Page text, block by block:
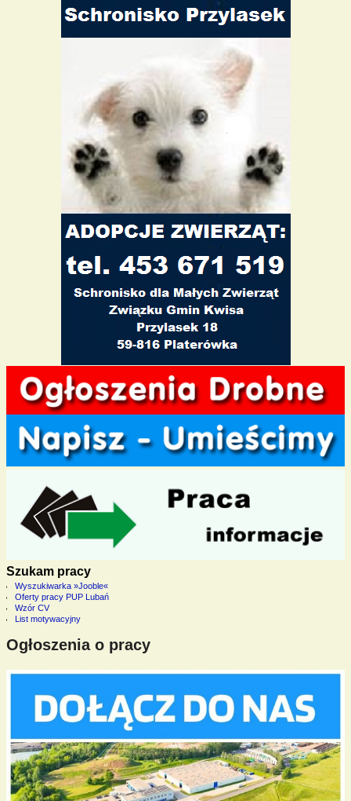
Szukam pracy
Wyszukiwarka »Jooble«
Oferty pracy PUP Lubań
Wzór CV
List motywacyjny
Ogłoszenia o pracy